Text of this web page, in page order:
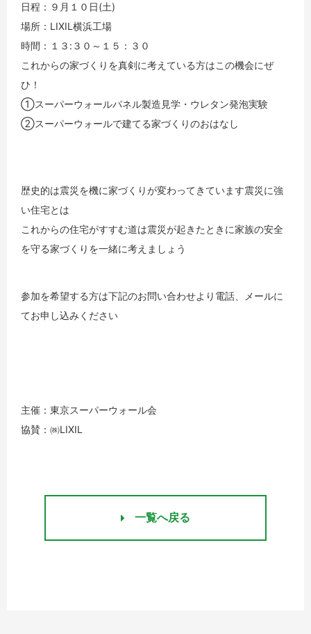
日程：９月１０日(土)
場所：LIXIL横浜工場
時間：１３:３０～１５：３０
これからの家づくりを真剣に考えている方はこの機会にぜ
ひ！
①スーパーウォールパネル製造見学・ウレタン発泡実験
②スーパーウォールで建てる家づくりのおはなし
歴史的は震災を機に家づくりが変わってきています震災に強
い住宅とは
これからの住宅がすすむ道は震災が起きたときに家族の安全
を守る家づくりを一緒に考えましょう
参加を希望する方は下記のお問い合わせより電話、メールに
てお申し込みください
主催：東京スーパーウォール会
協賛：㈱LIXIL
一覧へ戻る